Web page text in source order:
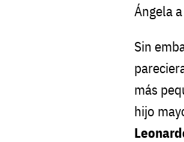
Ángela
Sin
más
hijo